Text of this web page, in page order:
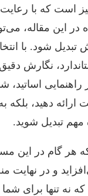
است که با
در این مقاله،
شود. با
نگارش
اساتید،
ارائه دهید،
مهم تبدیل شوید.
که هر گام در این
و در نهایت
نه تنها برای